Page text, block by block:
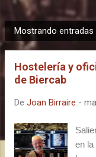
E
n
Mostrando entradas
Hostelería y
de Biercab
De Joan Birraire -
en la